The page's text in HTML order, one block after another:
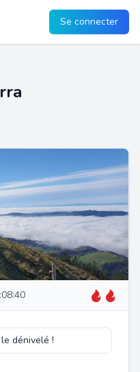
Se connecter
dénivelé !